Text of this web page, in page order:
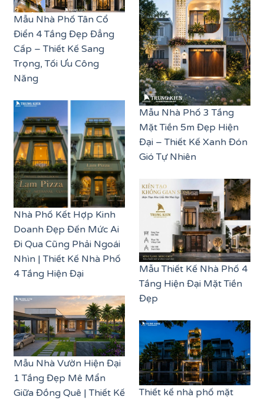
Mẫu Nhà Phố Tân Cổ
Điển 4 Tầng Đẹp Đẳng
Cấp – Thiết Kế Sang
Trọng, Tối Ưu Công
Năng
Nhà Phố Kết Hợp Kinh
Doanh Đẹp Đến Mức Ai
Đi Qua Cũng Phải Ngoái
Nhìn | Thiết Kế Nhà Phố
4 Tầng Hiện Đại
Mẫu Nhà Vườn Hiện Đại
1 Tầng Đẹp Mê Mẩn
Giữa Đồng Quê | Thiết Kế
Mẫu Nhà Phố 3 Tầng
Mặt Tiền 5m Đẹp Hiện
Đại – Thiết Kế Xanh Đón
Gió Tự Nhiên
Mẫu Thiết Kế Nhà Phố 4
Tầng Hiện Đại Mặt Tiền
Đẹp
Thiết kế nhà phố mặt